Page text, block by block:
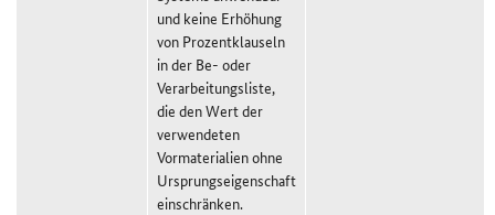
und keine Erhöhung
von Prozentklauseln
in der Be- oder
Verarbeitungsliste,
die den Wert der
verwendeten
Vormaterialien ohne
Ursprungseigenschaft
einschränken.